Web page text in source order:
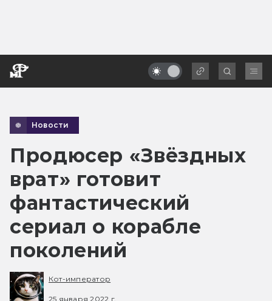
Новости
Продюсер «Звёздных
врат» готовит
фантастический
сериал о корабле
поколений
Кот-император
25 января 2022 г.